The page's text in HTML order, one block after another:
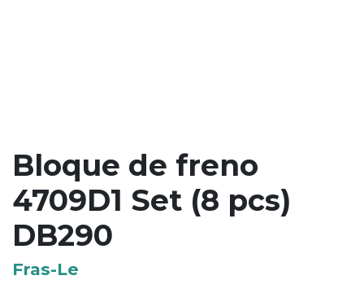
Bloque de freno
4709D1 Set (8 pcs)
DB290
Fras-Le